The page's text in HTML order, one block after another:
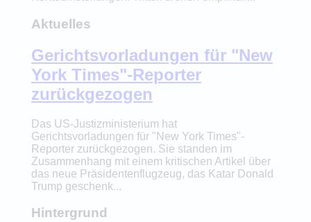
Aktuelles
Gerichtsvorladungen für "New
York Times"-Reporter
zurückgezogen
Das US-Justizministerium hat
Gerichtsvorladungen für "New York Times"-
Reporter zurückgezogen. Sie standen im
Zusammenhang mit einem kritischen Artikel über
das neue Präsidentenflugzeug, das Katar Donald
Trump geschenk...
Hintergrund